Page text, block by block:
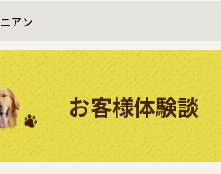
アン
お客様体験談